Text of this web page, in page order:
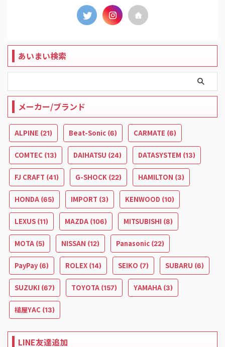
あいまい検索
メーカー/ブランド
ALPINE (21) Beat-Sonic (6) CARMATE (6)
COMTEC (13) DAIHATSU (24) DATASYSTEM (13)
FJ CRAFT (41) G-SHOCK (22) HAMILTON (3)
HONDA (65) IMPORT (3) KENWOOD (10)
LEXUS (11) MAZDA (106) MITSUBISHI (8)
MOTA (5) NISSAN (12) Panasonic (22)
PayPay(6) ROLEX (14) SEIKO (7) SUBARU (6)
SUZUKI (67) TOYOTA (157) YAMAHA (3)
槌屋YAC (13)
LINE友達追加